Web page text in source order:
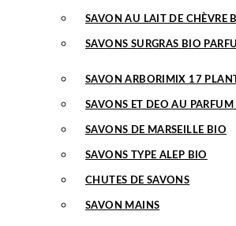
SAVON AU LAIT DE CHÈVRE
SAVONS SURGRAS BIO
SAVON ARBORIMIX 17
SAVONS ET DEO AU PARFUM
SAVONS DE MARSEILLE BIO
SAVONS TYPE ALEP BIO
CHUTES DE SAVONS
SAVON MAINS